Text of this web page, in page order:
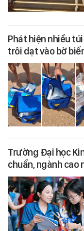
Phát hiện nhiều
trôi dạt vào bờ
Trường Đại học
chuẩn, ngành cao